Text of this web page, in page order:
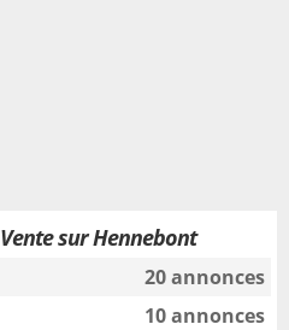
Vente sur Hennebont
20 annonces
10 annonces